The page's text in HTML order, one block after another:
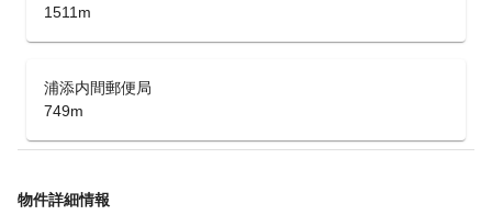
1511m
浦添内間郵便局
749m
物件詳細情報